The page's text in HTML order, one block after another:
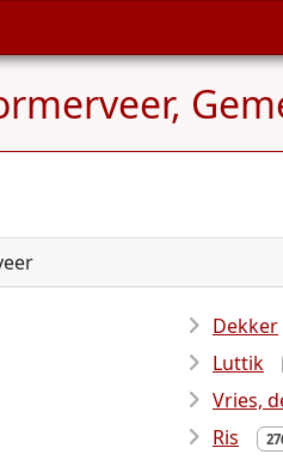
Dekker
Luttik
Vries,
Ris